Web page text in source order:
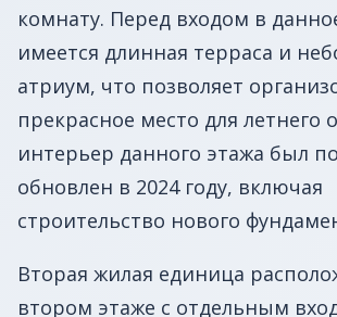
комнату. Перед входом в
имеется длинная терраса и
атриум, что позволяет
прекрасное место для летнего
интерьер данного этажа был
обновлен в 2024 году, включая
строительство нового
Вторая жилая единица
втором этаже с отдельным